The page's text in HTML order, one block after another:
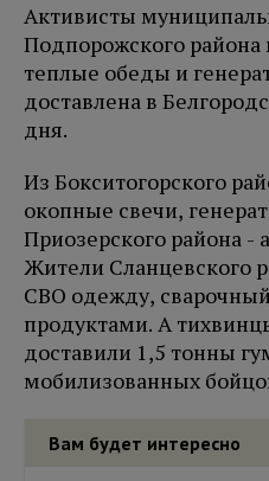
Активисты
Подпорожского
теплые обеды и
доставлена в
дня.
Из Бокситогорского
окопные свечи,
Приозерского района -
Жители Сланцевского
СВО одежду,
продуктами. А
доставили 1,5 тонны
мобилизованных
Вам будет интересно